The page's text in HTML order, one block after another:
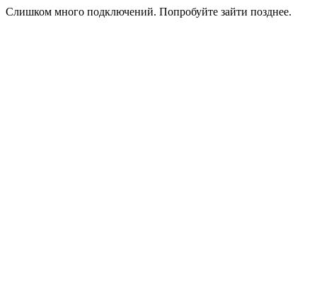
Слишком много подключений. Попробуйте зайти позднее.